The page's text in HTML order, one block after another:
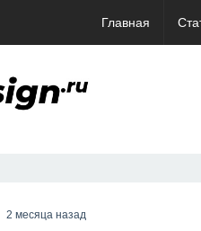
Главная
2 месяца назад